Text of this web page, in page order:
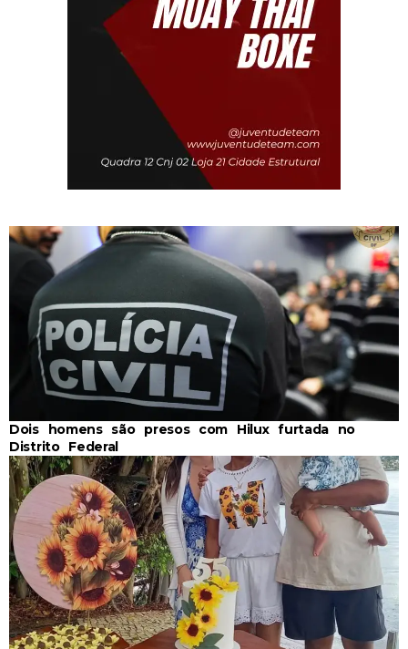
Dois homens são presos com Hilux furtada no
Distrito Federal